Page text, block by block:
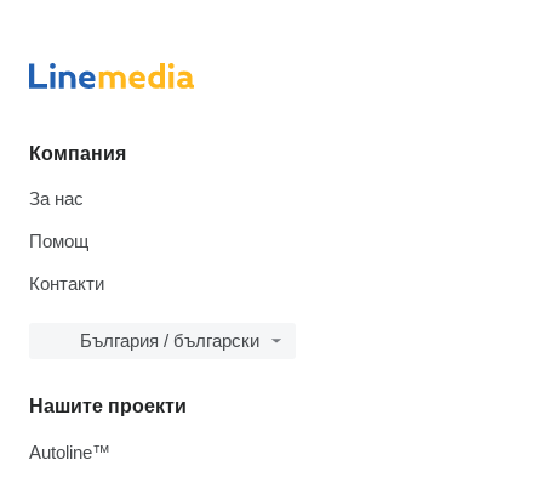
Компания
За нас
Помощ
Контакти
България / български
Нашите проекти
Autoline™